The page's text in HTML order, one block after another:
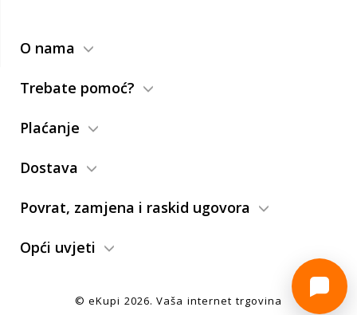
O nama
Trebate pomoć?
Plaćanje
Dostava
Povrat, zamjena i raskid ugovora
Opći uvjeti
© eKupi 2026. Vaša internet trgovina